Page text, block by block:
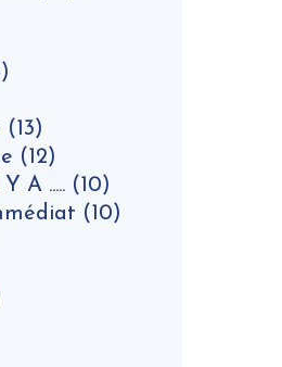
(13)
(12)
A ..... (10)
(10)